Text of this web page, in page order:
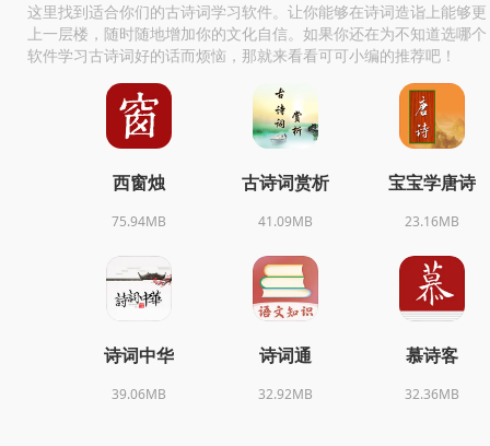
这里找到适合你们的古诗词学习软件。让你能够在诗词造诣上能够更
上一层楼，随时随地增加你的文化自信。如果你还在为不知道选哪个
软件学习古诗词好的话而烦恼，那就来看看可可小编的推荐吧！
西窗烛
75.94MB
古诗词赏析
41.09MB
宝宝学唐诗
23.16MB
诗词中华
39.06MB
诗词通
32.92MB
慕诗客
32.36MB